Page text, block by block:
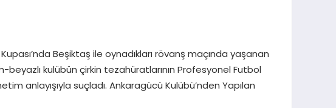
Beşiktaş ile oynadıkları rövanş maçında yaşanan
kulübün çirkin tezahüratlarının Profesyonel Futbol
anlayışıyla suçladı. Ankaragücü Kulübü’nden Yapılan